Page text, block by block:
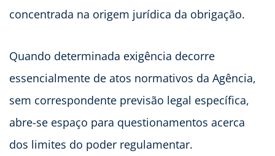
concentrada na origem jurídica da obrigação.
Quando determinada exigência decorre
essencialmente de atos normativos da Agência,
sem correspondente previsão legal específica,
abre-se espaço para questionamentos acerca
dos limites do poder regulamentar.